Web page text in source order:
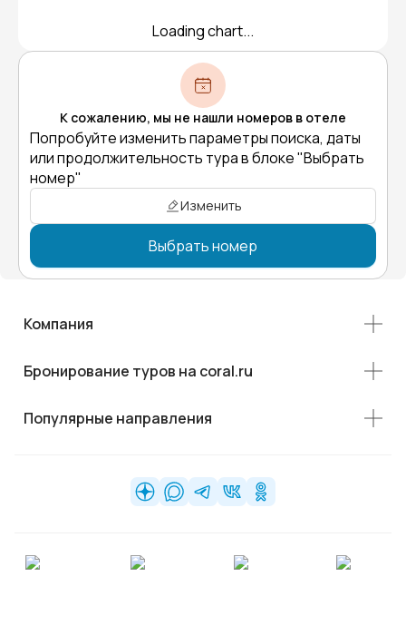
Loading chart...
К сожалению, мы не нашли номеров в отеле
Попробуйте изменить параметры поиска, даты
или продолжительность тура в блоке "Выбрать
номер"
Изменить
Выбрать номер
Компания
Бронирование туров на coral.ru
Популярные направления